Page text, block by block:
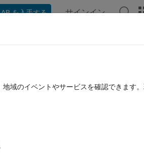
を入手する サインイン
of
域のイベントやサービスを確認できます